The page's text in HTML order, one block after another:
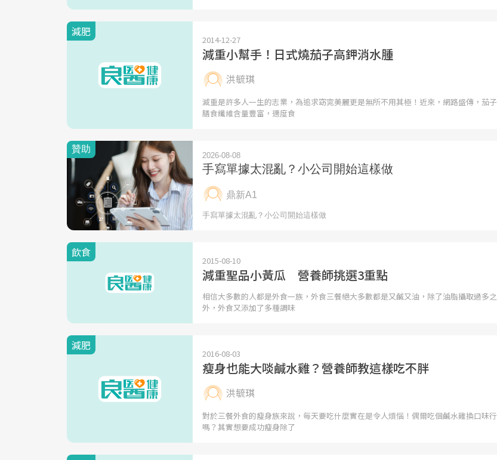
減肥
2014-12-27
減重小幫手！日式燒茄子高鉀消水腫
洪毓琪
減重是許多人一生的志業，為追求窈窕美麗更是無所不用其極！近來，網路盛傳，茄子
膳食纖維含量豐富，適度食
飲食
2015-08-10
減重聖品小黃瓜 營養師挑選3重點
相信大多數的人都是外食一族，外食三餐絕大多數都是又鹹又油，除了油脂攝取過多之
外，外食又添加了多種調味
減肥
2016-08-03
瘦身也能大啖鹹水雞？營養師教這樣吃不胖
洪毓琪
對於三餐外食的瘦身族來說，每天要吃什麼實在是令人煩惱！偶爾吃個鹹水雞換口味行
嗎？其實想要成功瘦身除了